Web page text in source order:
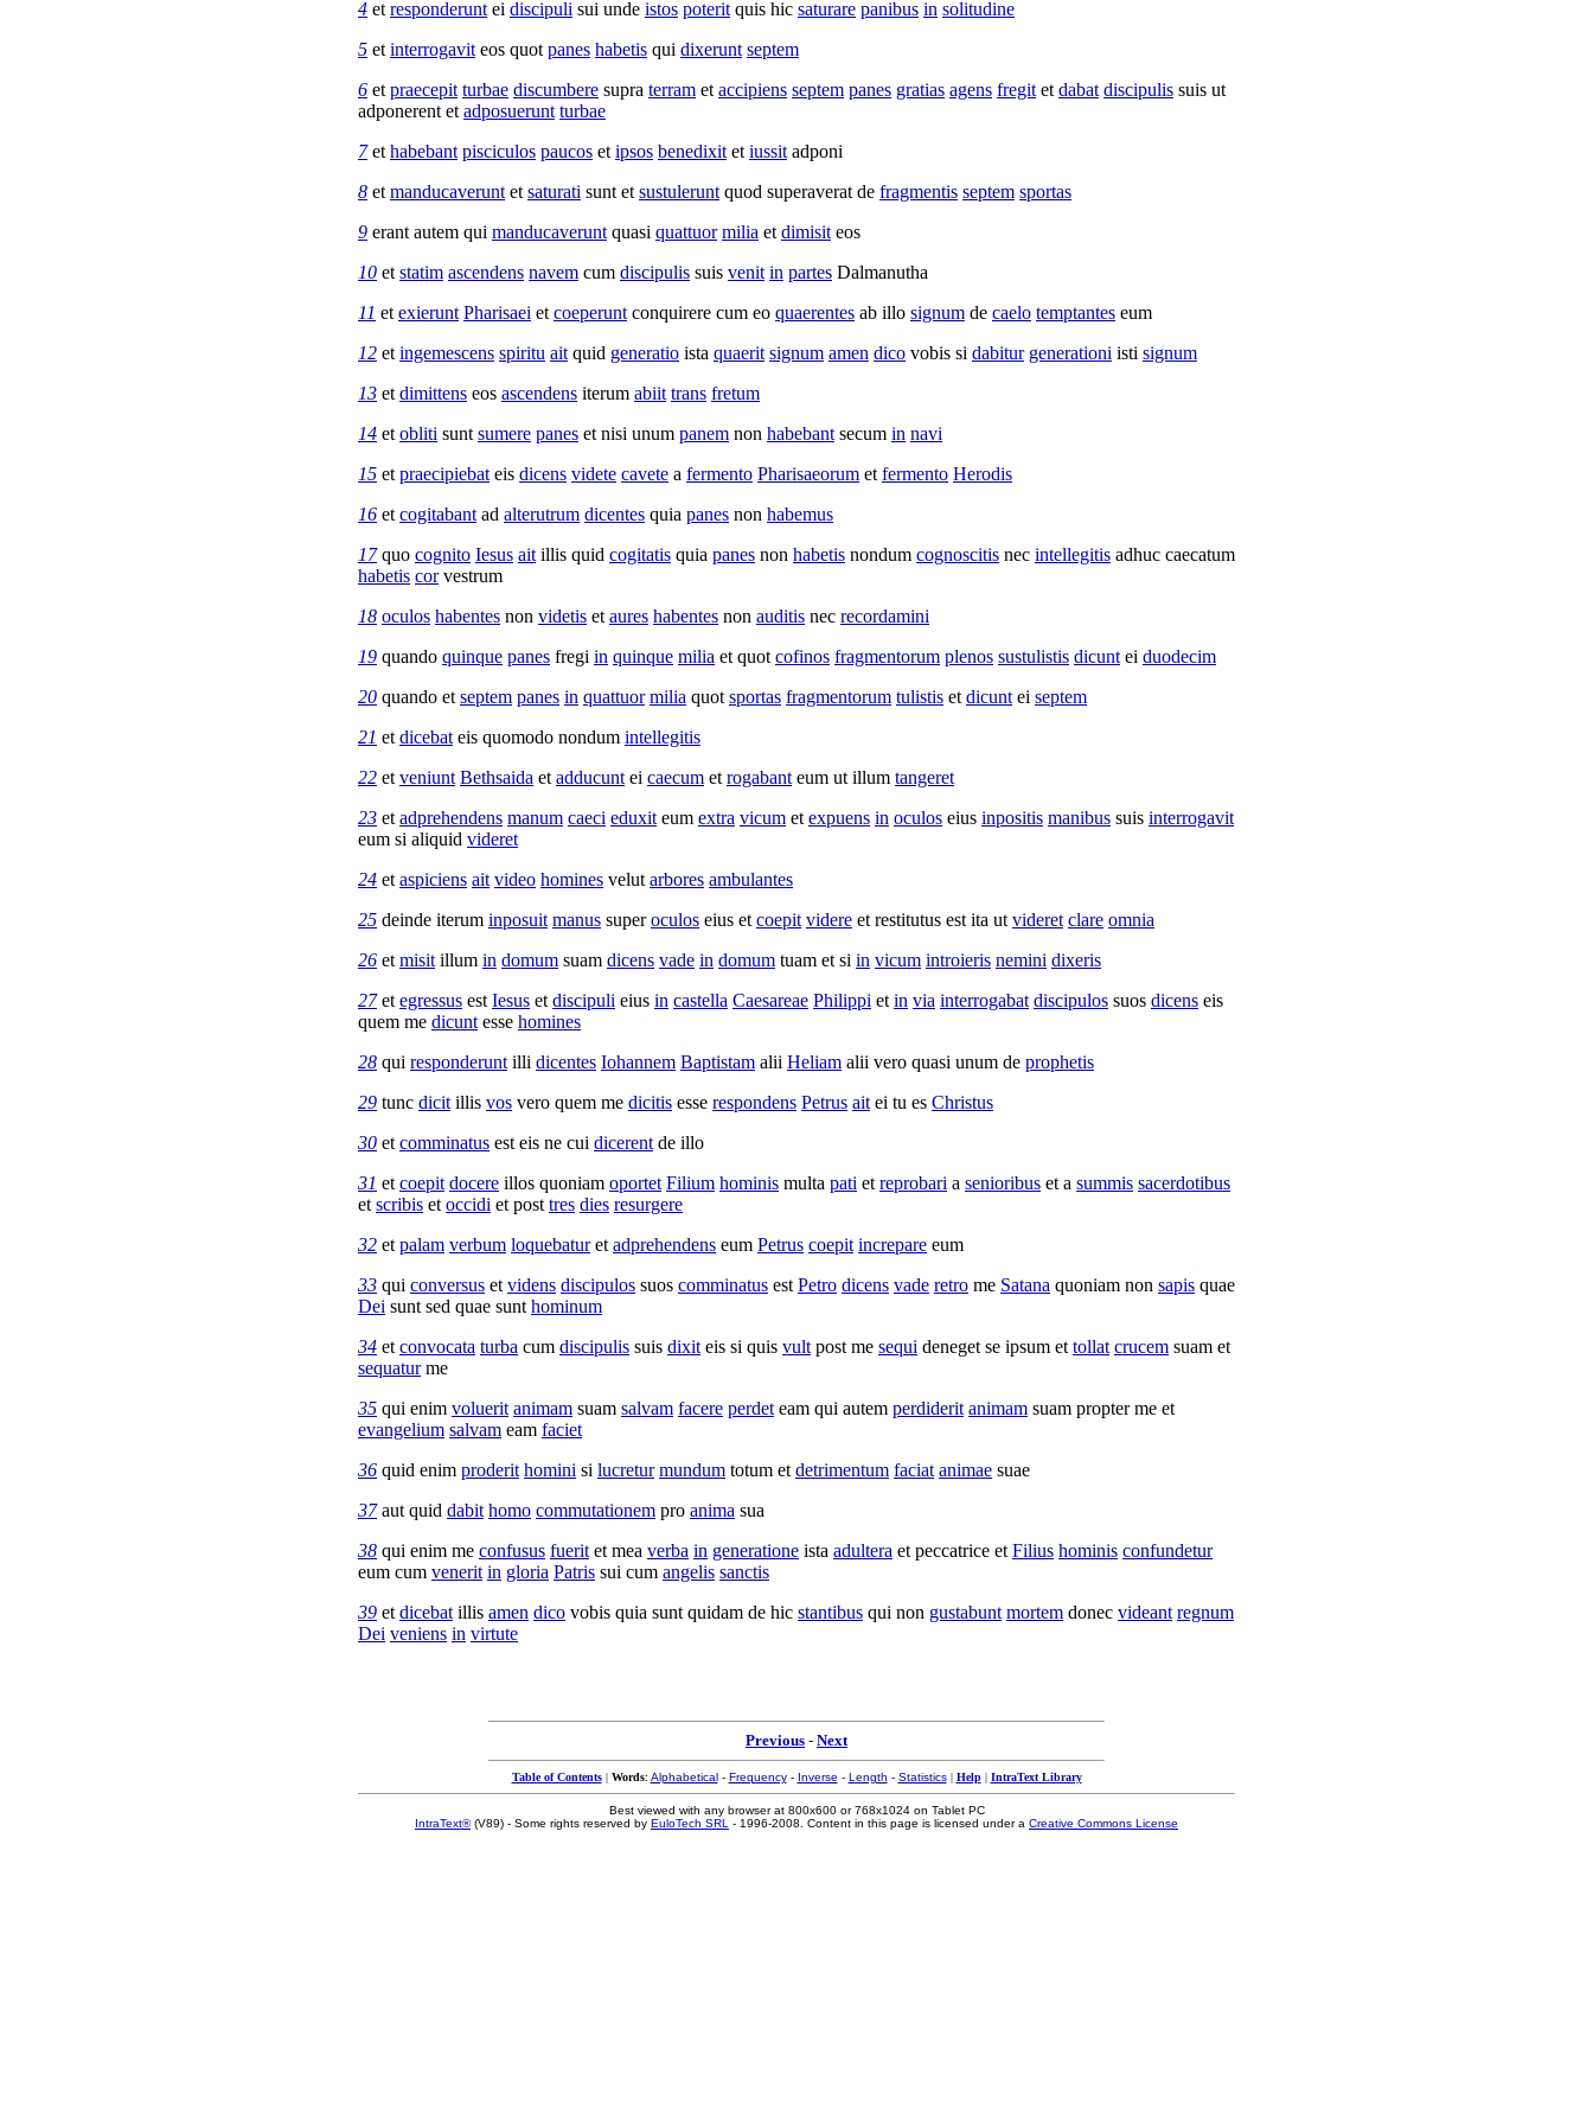
4 et responderunt ei discipuli sui unde istos poterit quis hic saturare panibus in solitudine
5 et interrogavit eos quot panes habetis qui dixerunt septem
6 et praecepit turbae discumbere supra terram et accipiens septem panes gratias agens fregit et dabat discipulis suis ut
adponerent et adposuerunt turbae
7et habebant pisciculos paucos et ipsos benedixit et iussit adponi
8 et manducaverunt et saturati sunt et sustulerunt quod superaverat de fragmentis septem sportas
9 erant autem qui manducaverunt quasi quattuor milia et dimisit eos
10 et statim ascendens navem cum discipulis suis venit in partes Dalmanutha
11 et exierunt Pharisaei et coeperunt conquirere cum eo quaerentes ab illo signum de caelo temptantes eum
12 et ingemescens spiritu ait quid generatio ista quaerit signum amen dico vobis si dabitur generationi isti signum
13 et dimittens eos ascendens iterum abiit trans fretum
14 et obliti sunt sumere panes et nisi unum panem non habebant secum in navi
15 et praecipiebat eis dicens videte cavete a fermento Pharisaeorum et fermento Herodis
16 et cogitabant ad alterutrum dicentes quia panes non habemus
17quo cognito Iesus ait illis quid cogitatis quia panes non habetis nondum cognoscitis nec intellegitis adhuc caecatum
habetis corvestrum
18 oculos habentes non videtis et aures habentes non auditis nec recordamini
19 quando quinque panes fregi in quinque milia et quot cofinos fragmentorum plenos sustulistis dicunt ei duodecim
20 quando et septem panes in quattuor milia quot sportas fragmentorum tulistis et dicunt ei septem
21 et dicebat eis quomodo nondum intellegitis
22 et veniunt Bethsaida et adducunt ei caecum et rogabant eum ut illum tangeret
23 et adprehendens manum caeci eduxit eum extra vicum et expuens in oculos eius inpositis manibus suis interrogavit
eum si aliquid videret
24 et aspiciens ait video homines velut arbores ambulantes
25 deinde iterum inposuit manus superoculos eius et coepit videre et restitutus est ita ut videret clare omnia
26 et misit illum in domum suam dicens vade in domum tuam et si in vicum introieris nemini dixeris
27et egressus est Iesus et discipuli eius in castella Caesareae Philippi et in via interrogabat discipulos suos dicens eis
quem me dicunt esse homines
28 qui responderunt illi dicentes Iohannem Baptistam alii Heliam alii vero quasi unum de prophetis
29 tunc dicit illis vos vero quem me dicitis esse respondens Petrus ait ei tu es Christus
30 et comminatus est eis ne cui dicerent de illo
31 et coepit docere illos quoniam oportet Filium hominis multa pati et reprobari a senioribus et a summis sacerdotibus
et scribis et occidi et post tres dies resurgere
32 et palam verbum loquebaturet adprehendens eum Petrus coepit increpare eum
33 qui conversus et videns discipulos suos comminatus est Petro dicens vade retro me Satana quoniam non sapis quae
Dei sunt sed quae sunt hominum
34 et convocata turba cum discipulis suis dixit eis si quis vult post me sequi deneget se ipsum et tollat crucem suam et
sequaturme
35 qui enim voluerit animam suam salvam facere perdet eam qui autem perdiderit animam suam propter me et
evangelium salvam eam faciet
36 quid enim proderit homini si lucretur mundum totum et detrimentum faciat animae suae
37aut quid dabit homo commutationem pro anima sua
38 qui enim me confusus fuerit et mea verba in generatione ista adultera et peccatrice et Filius hominis confundetur
eum cum venerit in gloria Patris sui cum angelis sanctis
39 et dicebat illis amen dico vobis quia sunt quidam de hic stantibus qui non gustabunt mortem donec videant regnum
Dei veniens in virtute
Previous - Next
Table of Contents| Words: Alphabetical- Frequency- Inverse - Length - Statistics| Help| IntraText Library
Best viewed with any browser at 800x600 or 768x1024 on Tablet PC
IntraText®(V89) - Some rights reserved by EuloTech SRL - 1996-2008. Content in this page is licensed under a Creative Commons License